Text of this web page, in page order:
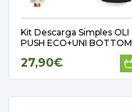
Kit Descarga Simples OLI
PUSH ECO+UNI BOTTOM
27,90€